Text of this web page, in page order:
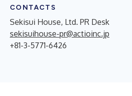
CONTACTS
Sekisui House, Ltd. PR Desk
sekisuihouse-pr@actioinc.jp
+81-3-5771-6426